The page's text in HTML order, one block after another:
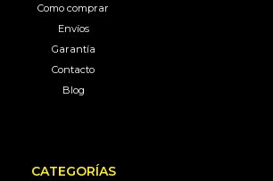
Como comprar
Envíos
Garantía
Contacto
Blog
CATEGORÍAS